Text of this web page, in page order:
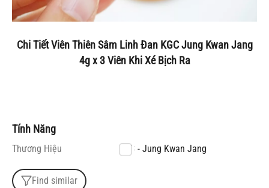
Chi Tiết Viên Thiên Sâm Linh Đan KGC Jung Kwan Jang
4g x 3 Viên Khi Xé Bịch Ra
Tính Năng
Thương Hiệu KGC - Jung Kwan Jang
Find similar